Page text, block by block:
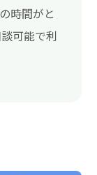
時間がと
可能で利